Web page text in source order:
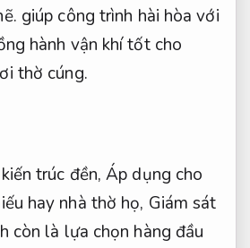
giúp công trình hài hòa với
hành vận khí tốt cho
thờ cúng.
trúc đền,Áp dụng cho
hay nhà thờ họ, Giám sát
còn là lựa chọn hàng đầu